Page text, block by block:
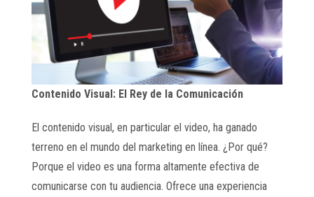
Contenido Visual: El Rey de la Comunicación
El contenido visual, en particular el video, ha ganado
terreno en el mundo del marketing en línea. ¿Por qué?
Porque el video es una forma altamente efectiva de
comunicarse con tu audiencia. Ofrece una experiencia